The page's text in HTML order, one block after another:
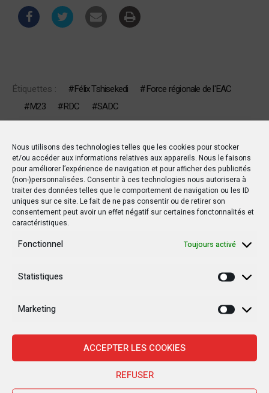
Nous utilisons des technologies telles que les cookies pour stocker
et/ou accéder aux informations relatives aux appareils. Nous le faisons
pour améliorer l’expérience de navigation et pour afficher des publicités
(non-)personnalisées. Consentir à ces technologies nous autorisera à
traiter des données telles que le comportement de navigation ou les ID
uniques sur ce site. Le fait de ne pas consentir ou de retirer son
consentement peut avoir un effet négatif sur certaines fonctonnalités et
caractéristiques.
Fonctionnel Toujours activé
Statistiques
Marketing
ACCEPTER LES COOKIES
REFUSER
Étiquettes : Félix Tshisekedi
Force régionale de l'EAC
M23
RDC SADC
PRÉCÉDENT POSTE
Kasaï : 8 morts et plusieurs dégâts matériels
dans un accident de la route à Kabaka
autorités congolaises pour assister les
Autres postes